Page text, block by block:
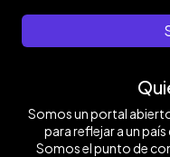
Somos un portal
para reflejar a un país
Somos el punto de